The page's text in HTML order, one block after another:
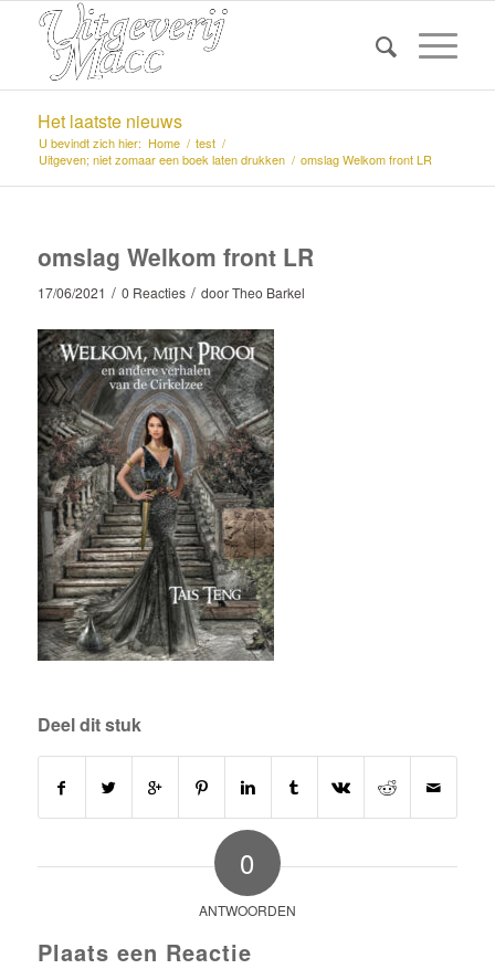
Het laatste nieuws
U bevindt zich hier: Home / test /
Uitgeven; niet zomaar een boek laten drukken / omslag Welkom front LR
omslag Welkom front LR
17/06/2021 / 0 Reacties / doorTheo Barkel
Deel dit stuk
0
ANTWOORDEN
Plaats een Reactie